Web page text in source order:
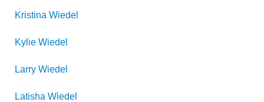
Kristina Wiedel
Kylie Wiedel
Larry Wiedel
Latisha Wiedel